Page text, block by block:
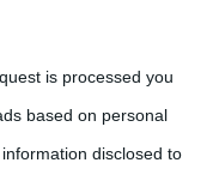
is processed you
based on personal
disclosed to